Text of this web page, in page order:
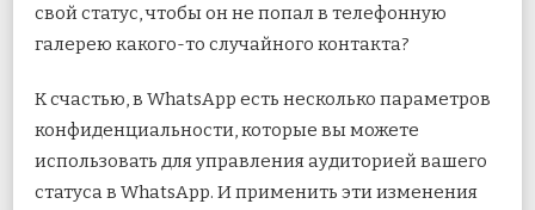
свой статус, чтобы он не попал в телефонную
галерею какого-то случайного контакта?
К счастью, в WhatsApp есть несколько параметров
конфиденциальности, которые вы можете
использовать для управления аудиторией вашего
статуса в WhatsApp. И применить эти изменения